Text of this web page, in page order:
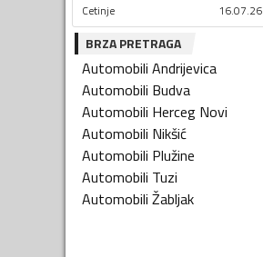
Cetinje 16.07.26
BRZA PRETRAGA
Automobili Andrijevica
Automobili Budva
Automobili Herceg Novi
Automobili Nikšić
Automobili Plužine
Automobili Tuzi
Automobili Žabljak